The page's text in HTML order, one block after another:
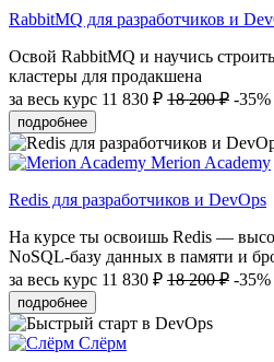
RabbitMQ для разработчиков и
Освой RabbitMQ и научись
кластеры для продакшена
за весь курс 11 830 ₽ 18 200 ₽ -35%
подробнее
Merion Academy
Redis для разработчиков и DevOps
На курсе ты освоишь Redis —
NoSQL-базу данных в памяти и
за весь курс 11 830 ₽ 18 200 ₽ -35%
подробнее
Слёрм